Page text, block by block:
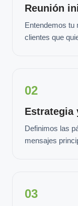
Reunión
Entendemos tu
clientes que
02
Estrategia
Definimos las
mensajes
03